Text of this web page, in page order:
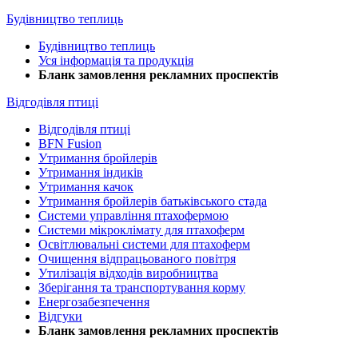
Будівництво теплиць
Будівництво теплиць
Уся інформація та продукція
Бланк замовлення рекламних проспектів
Відгодівля птиці
Відгодівля птиці
BFN Fusion
Утримання бройлерів
Утримання індиків
Утримання качок
Утримання бройлерів батьківського стада
Системи управління птахофермою
Системи мікроклімату для птахоферм
Освітлювальні системи для птахоферм
Очищення відпрацьованого повітря
Утилізація відходів виробництва
Зберігання та транспортування корму
Енергозабезпечення
Відгуки
Бланк замовлення рекламних проспектів